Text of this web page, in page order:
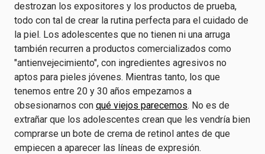
destrozan los expositores y los productos de prueba,
todo con tal de crear la rutina perfecta para el cuidado de
la piel. Los adolescentes que no tienen ni una arruga
también recurren a productos comercializados como
"antienvejecimiento", con ingredientes agresivos no
aptos para pieles jóvenes. Mientras tanto, los que
tenemos entre 20 y 30 años empezamos a
obsesionarnos con qué viejos parecemos. No es de
extrañar que los adolescentes crean que les vendría bien
comprarse un bote de crema de retinol antes de que
empiecen a aparecer las líneas de expresión.